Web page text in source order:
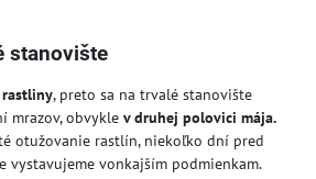
stanovište
, preto sa na trvalé stanovište
mrazov, obvykle v druhej polovici mája.
otužovanie rastlín, niekoľko dní pred
vystavujeme vonkajším podmienkam.